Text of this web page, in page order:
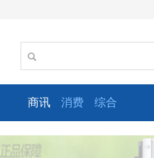
商讯 消费 综合